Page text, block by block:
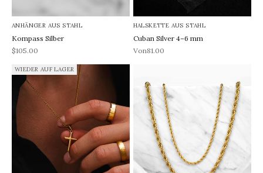
ANHÄNGER AUS STAHL
Kompass Silber
REA-pris
$105.00
HALSKETTE AUS STAHL
Cuban Silver 4–6 mm
REA-pris
Von81.00
WIEDER AUF LAGER